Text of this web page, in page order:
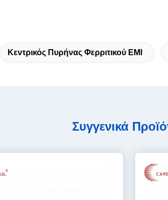
Κεντρικός Πυρήνας Φερριτικού EMI
Συγγενικά